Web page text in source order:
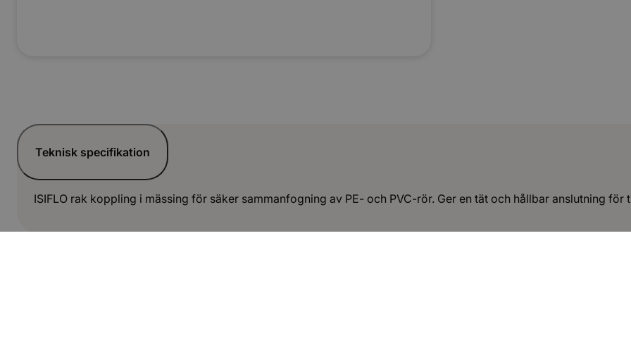
Teknisk specifikation
ISIFLO rak koppling i mässing för säker sammanfogning av PE- och PVC-rör. Ger en tät och hållbar anslutning för